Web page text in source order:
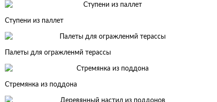
Ступени из паллет
Палеты для огражленмй терассы
Стремянка из поддона